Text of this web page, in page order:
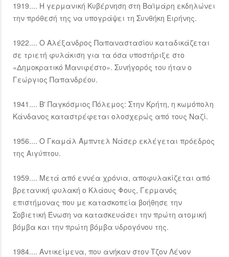
1919.... Η γερμανική Κυβέρνηση στη Βαϊμάρη εκδηλώνει
την πρόθεσή της να υπογράψει τη Συνθήκη Ειρήνης.
1922.... Ο Αλέξανδρος Παπαναστασίου καταδικάζεται
σε τριετή φυλάκιση για τα όσα υποστήριξε στο
«Δημοκρατικό Μανιφέστο». Συνήγορός του ήταν ο
Γεώργιος Παπανδρέου.
1941.... Β' Παγκόσμιος Πόλεμος: Στην Κρήτη, η κωμόπολη
Κάνδανος καταστρέφεται ολοσχερώς από τους Ναζί.
1956.... Ο Γκαμάλ Άμπντελ Νάσερ εκλέγεται πρόεδρος
της Αιγύπτου.
1959.... Μετά από εννέα χρόνια, αποφυλακίζεται από
βρετανική φυλακή ο Κλάους Φους, Γερμανός
επιστήμονας που με κατασκοπεία βοήθησε την
Σοβιετική Ένωση να κατασκευάσει την πρώτη ατομική
βόμβα και την πρώτη βόμβα υδρογόνου της.
1984.... Αντικείμενα, που ανήκαν στον Τζον Λένον